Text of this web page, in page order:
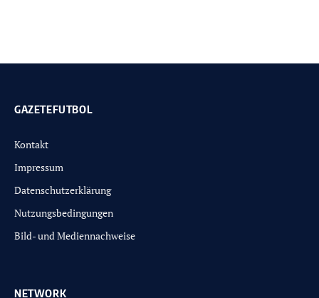
GAZETEFUTBOL
Kontakt
Impressum
Datenschutzerklärung
Nutzungsbedingungen
Bild- und Mediennachweise
NETWORK